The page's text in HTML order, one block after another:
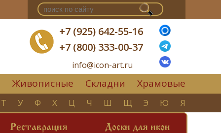
+7 (925) 642-55-16
+7 (800) 333-00-37
info@icon-art.ru
Живописные Складни Храмовые
Т У Ф Х Ц Ч Ш Щ Э Ю Я
Реставрация Доски для икон